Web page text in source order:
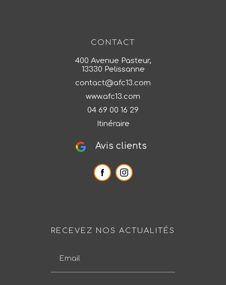
CONTACT
400 Avenue Pasteur,
13330 Pelissanne
contact@afc13.com
www.afc13.com
04 69 00 16 29
Itinéraire
Avis clients
RECEVEZ NOS ACTUALITÉS
Email